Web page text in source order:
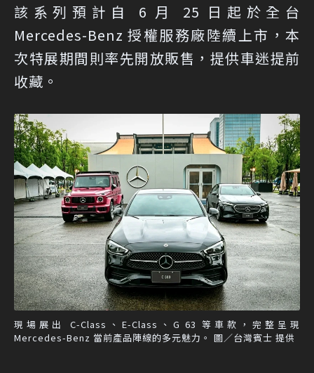
該系列預計自 6 月 25 日起於全台
Mercedes-Benz 授權服務廠陸續上市，本
次特展期間則率先開放販售，提供車迷提前
收藏。
現場展出 C-Class、E-Class、G 63 等車款，完整呈現
Mercedes-Benz 當前產品陣線的多元魅力。 圖／台灣賓士 提供